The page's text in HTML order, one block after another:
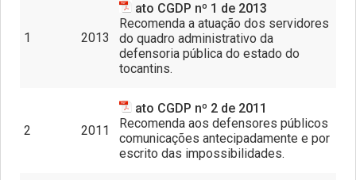
1 2013
ato CGDP nº 1 de 2013
Recomenda a atuação dos servidores
do quadro administrativo da
defensoria pública do estado do
tocantins.
2 2011
ato CGDP nº 2 de 2011
Recomenda aos defensores públicos
comunicações antecipadamente e por
escrito das impossibilidades.